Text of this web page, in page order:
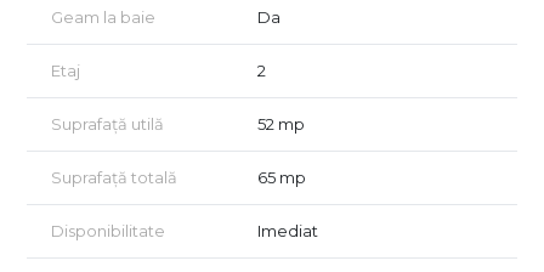
Geam la baie Da
Etaj 2
Suprafață utilă 52 mp
Suprafață totală 65 mp
Disponibilitate Imediat